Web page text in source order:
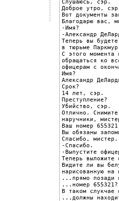
Слушаюсь, сэр.
Доброе утро,
Вот документы
Благодарю вас,
-Имя?
-Александр
Теперь вы
в тюрьме
С этого момента
обращаться ко
офицерам с
Имя?
Александр
Срок?
14 лет, сэр.
Преступление?
Убийство, сэр.
Отлично.
наручники,
Ваш номер
Вы обязаны
Спасибо,
-Спасибо.
-Выпустите
Теперь
Видите ли вы
нарисованную
...прямо
...номер 655321?
В таком
...должны